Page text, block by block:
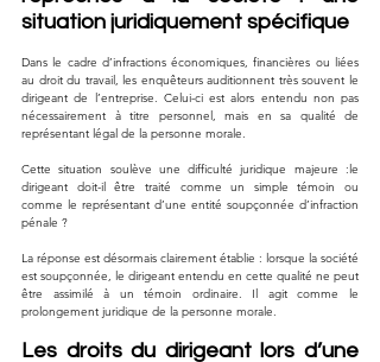
situation juridiquement spécifique
Dans le cadre d’infractions économiques, financières ou liées
au droit du travail, les enquêteurs auditionnent très souvent le
dirigeant de l’entreprise. Celui-ci est alors entendu non pas
nécessairement à titre personnel, mais en sa qualité de
représentant légal de la personne morale.
Cette situation soulève une difficulté juridique majeure :le
dirigeant doit-il être traité comme un simple témoin ou
comme le représentant d’une entité soupçonnée d’infraction
pénale ?
La réponse est désormais clairement établie : lorsque la société
est soupçonnée, le dirigeant entendu en cette qualité ne peut
être assimilé à un témoin ordinaire. Il agit comme le
prolongement juridique de la personne morale.
Les droits du dirigeant lors d’une